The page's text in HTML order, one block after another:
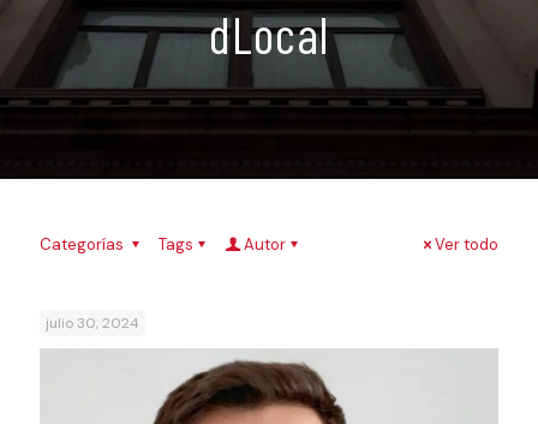
dLocal
Categorías Tags Autor Ver todo
julio 30, 2024